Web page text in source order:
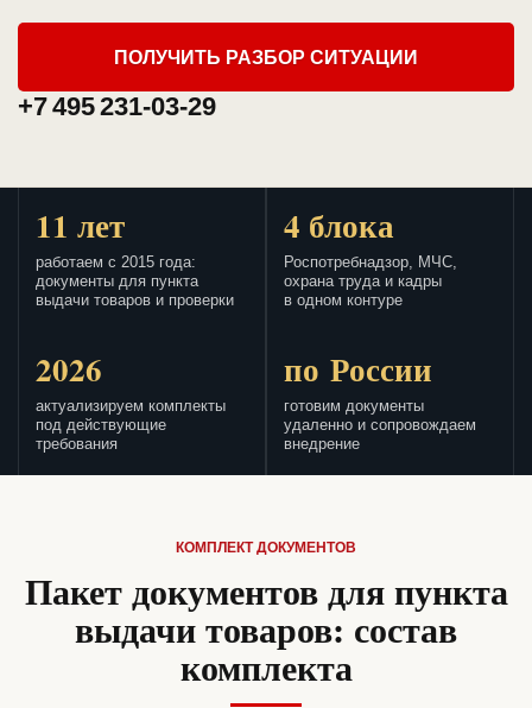
ПОЛУЧИТЬ РАЗБОР СИТУАЦИИ
+7 495 231-03-29
11 лет
работаем с 2015 года:
документы для пункта
выдачи товаров и проверки
4 блока
Роспотребнадзор, МЧС,
охрана труда и кадры
в одном контуре
2026
актуализируем комплекты
под действующие
требования
по России
готовим документы
удаленно и сопровождаем
внедрение
КОМПЛЕКТ ДОКУМЕНТОВ
Пакет документов для пункта
выдачи товаров: состав
комплекта